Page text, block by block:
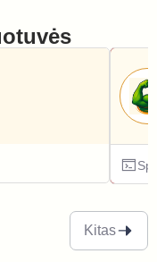
Kitas